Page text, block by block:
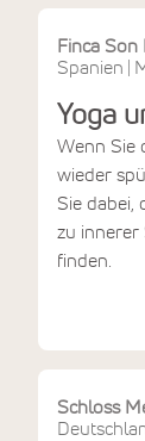
Finca
Spanien
Yoga
Wenn Sie
wieder
Sie dabei,
zu innerer
finden.
Schloss